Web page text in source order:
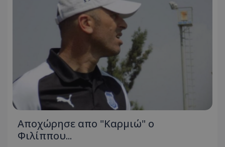
Aποχώρησε απο "Καρμιώ" ο
Φιλίππου...